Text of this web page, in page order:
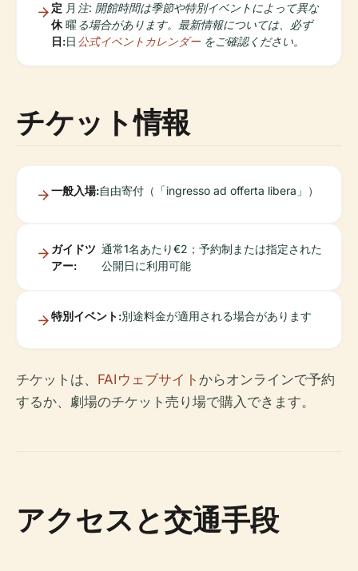
定
休
日:
月
曜
日
注: 開館時間は季節や特別イベントによって異な
る場合があります。最新情報については、必ず
公式イベントカレンダーをご確認ください。
チケット情報
一般入場:自由寄付（「ingresso ad offerta libera」）
ガイドツ
アー:
通常1名あたり€2；予約制または指定された
公開日に利用可能
特別イベント:別途料金が適用される場合があります
チケットは、 FAIウェブサイト からオンラインで予約
するか、劇場のチケット売り場で購入できます。
アクセスと交通手段